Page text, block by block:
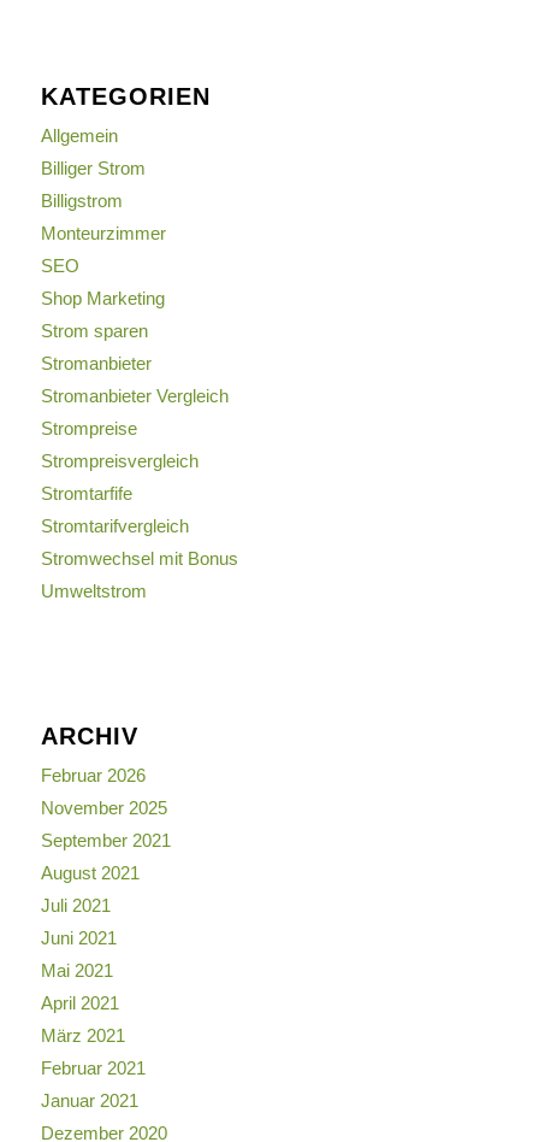
KATEGORIEN
Allgemein
Billiger Strom
Billigstrom
Monteurzimmer
SEO
Shop Marketing
Strom sparen
Stromanbieter
Stromanbieter Vergleich
Strompreise
Strompreisvergleich
Stromtarfife
Stromtarifvergleich
Stromwechsel mit Bonus
Umweltstrom
ARCHIV
Februar 2026
November 2025
September 2021
August 2021
Juli 2021
Juni 2021
Mai 2021
April 2021
März 2021
Februar 2021
Januar 2021
Dezember 2020